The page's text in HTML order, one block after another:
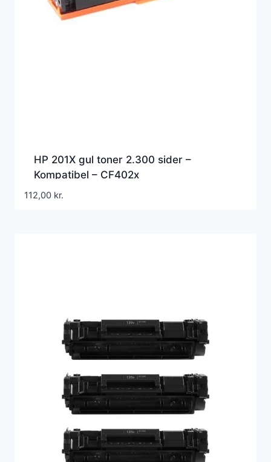
HP 201X gul toner 2.300 sider –
Kompatibel – CF402x
112,00 kr.